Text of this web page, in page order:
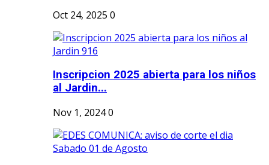
Oct 24, 2025 0
Inscripcion 2025 abierta para los niños
al Jardin...
Nov 1, 20240